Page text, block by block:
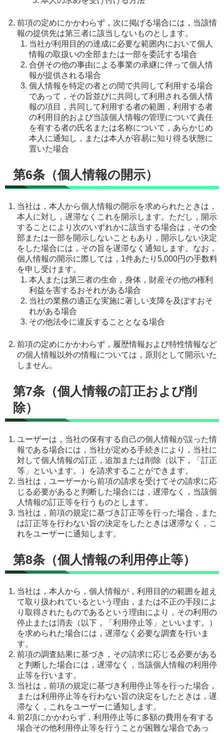
前項の定めにかかわらず，次に掲げる場合には，当該情
報の提供先は第三者に該当しないものとします。
当社が利用目的の達成に必要な範囲内において個人
情報の取扱いの全部または一部を委託する場合
合併その他の事由による事業の承継に伴って個人情
報が提供される場合
個人情報を特定の者との間で共同して利用する場合
であって，その旨並びに共同して利用される個人情
報の項目，共同して利用する者の範囲，利用する者
の利用目的および当該個人情報の管理について責任
を有する者の氏名または名称について，あらかじめ
本人に通知し，または本人が容易に知り得る状態に
置いた場合
第6条（個人情報の開示）
当社は，本人から個人情報の開示を求められたときは，
本人に対し，遅滞なくこれを開示します。ただし，開示
することにより次のいずれかに該当する場合は，その全
部または一部を開示しないこともあり，開示しない決定
をした場合には，その旨を遅滞なく通知します。なお，
個人情報の開示に際しては，1件あたり5,000円の手数料
を申し受けます。
本人または第三者の生命，身体，財産その他の権利
利益を害するおそれがある場合
当社の業務の適正な実施に著しい支障を及ぼすおそ
れがある場合
その他法令に違反することとなる場合
前項の定めにかかわらず，履歴情報および特性情報など
の個人情報以外の情報については，原則として開示いた
しません。
第7条（個人情報の訂正および削
除）
ユーザーは，当社の保有する自己の個人情報が誤った情
報である場合には，当社が定める手続きにより，当社に
対して個人情報の訂正，追加または削除（以下，「訂正
等」といいます。）を請求することができます。
当社は，ユーザーから前項の請求を受けてその請求に応
じる必要があると判断した場合には，遅滞なく，当該個
人情報の訂正等を行うものとします。
当社は，前項の規定に基づき訂正等を行った場合，また
は訂正等を行わない旨の決定をしたときは遅滞なく，こ
れをユーザーに通知します。
第8条（個人情報の利用停止等）
当社は，本人から，個人情報が，利用目的の範囲を超え
て取り扱われているという理由，または不正の手段によ
り取得されたものであるという理由により，その利用の
停止または消去（以下，「利用停止等」といいます。）
を求められた場合には，遅滞なく必要な調査を行いま
す。
前項の調査結果に基づき，その請求に応じる必要がある
と判断した場合には，遅滞なく，当該個人情報の利用停
止等を行います。
当社は，前項の規定に基づき利用停止等を行った場合，
または利用停止等を行わない旨の決定をしたときは，遅
滞なく，これをユーザーに通知します。
前2項にかかわらず，利用停止等に多額の費用を有する
場合その他利用停止等を行うことが困難な場合であっ